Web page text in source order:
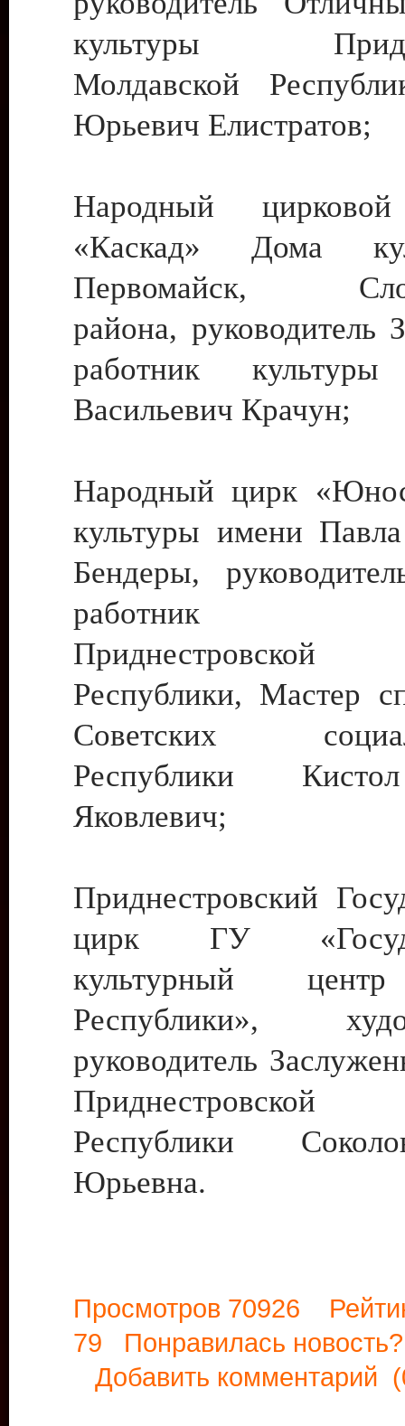
культуры
Молдавской
Юрьевич Елистратов;
Народный цирковой
«Каскад» Дома
Первомайск,
района, руководитель
работник культуры
Васильевич Крачун;
Народный цирк
культуры имени
Бендеры,
работник
Приднестровской
Республики, Мастер
Советских
Республики
Яковлевич;
Приднестровский
цирк ГУ
культурный
Республики»,
руководитель
Приднестровской
Республики
Юрьевна.
Просмотров 70926
79 Понравилась
Добавить комментарий